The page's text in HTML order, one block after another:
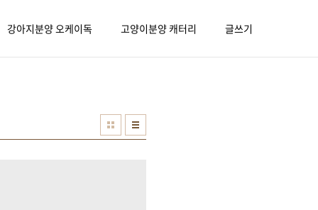
강아지분양 오케이독 고양이분양 캐터리 글쓰기